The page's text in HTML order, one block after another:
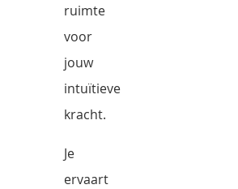
ruimte
voor
jouw
intuïtieve
kracht.
Je
ervaart